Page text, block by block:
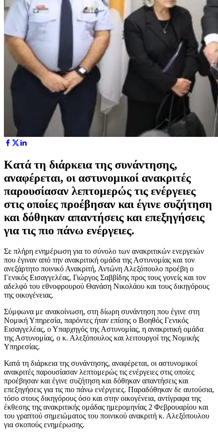
Κατά τη διάρκεια της συνάντησης,
αναφέρεται, οι αστυνομικοί ανακριτές
παρουσίασαν λεπτομερώς τις ενέργειες
στις οποίες προέβησαν και έγινε συζήτηση
και δόθηκαν απαντήσεις και επεξηγήσεις
για τις πιο πάνω ενέργειες.
Σε πλήρη ενημέρωση για το σύνολο των ανακριτικών ενεργειών
που έγιναν από την ανακριτική ομάδα της Αστυνομίας και τον
ανεξάρτητο ποινικό Ανακριτή, Αντώνη Αλεξόπουλο προέβη ο
Γενικός Εισαγγελέας, Γιώργος Σαββίδης προς τους γονείς και τον
αδελφό του εθνοφρουρού Θανάση Νικολάου και τους δικηγόρους
της οικογένειας.
Σύμφωνα με ανακοίνωση, στη δίωρη συνάντηση που έγινε στη
Νομική Υπηρεσία, παρόντες ήταν επίσης ο Βοηθός Γενικός
Εισαγγελέας, ο Υπαρχηγός της Αστυνομίας, η ανακριτική ομάδα
της Αστυνομίας, ο κ. Αλεξόπουλος και λειτουργοί της Νομικής
Υπηρεσίας.
Κατά τη διάρκεια της συνάντησης, αναφέρεται, οι αστυνομικοί
ανακριτές παρουσίασαν λεπτομερώς τις ενέργειες στις οποίες
προέβησαν και έγινε συζήτηση και δόθηκαν απαντήσεις και
επεξηγήσεις για τις πιο πάνω ενέργειες. Παραδόθηκαν δε αυτούσια,
τόσο στους δικηγόρους όσο και στην οικογένεια, αντίγραφα της
έκθεσης της ανακριτικής ομάδας ημερομηνίας 2 Φεβρουαρίου και
του γραπτού σημειώματος του ποινικού ανακριτή κ. Αλεξόπουλου
για σκοπούς ενημέρωσης.